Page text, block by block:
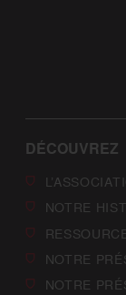
DÉCOUVREZ
NOTRE
NOTRE
NOTRE